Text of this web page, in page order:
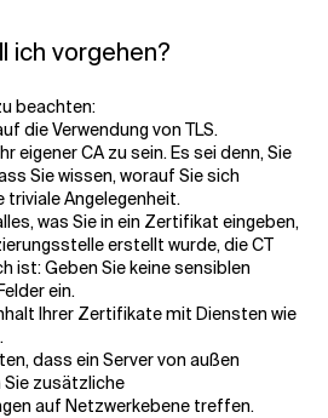
ich vorgehen?
beachten:
die Verwendung von TLS.
eigener CA zu sein. Es sei denn, Sie
Sie wissen, worauf Sie sich
triviale Angelegenheit.
was Sie in ein Zertifikat eingeben,
erstellt wurde, die CT
Geben Sie keine sensiblen
ein.
Ihrer Zertifikate mit Diensten wie
dass ein Server von außen
zusätzliche
auf Netzwerkebene treffen.